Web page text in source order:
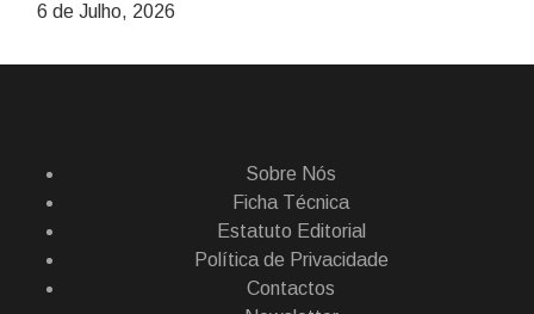
6 de Julho, 2026
Sobre Nós
Ficha Técnica
Estatuto Editorial
Política de Privacidade
Contactos